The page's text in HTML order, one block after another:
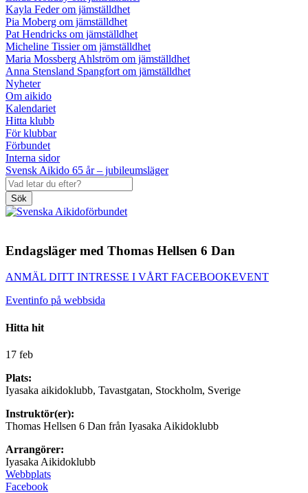
Kayla Feder om jämställdhet
Pia Moberg om jämställdhet
Pat Hendricks om jämställdhet
Micheline Tissier om jämställdhet
Maria Mossberg Ahlström om jämställdhet
Anna Stensland Spangfort om jämställdhet
Nyheter
Om aikido
Kalendariet
Hitta klubb
För klubbar
Förbundet
Interna sidor
Svensk Aikido 65 år – jubileumsläger
Sök
Endagsläger med Thomas Hellsen 6 Dan
ANMÄL DITT INTRESSE I VÅRT FACEBOOKEVENT
Eventinfo på webbsida
Hitta hit
17 feb
Plats:
Iyasaka aikidoklubb, Tavastgatan, Stockholm, Sverige
Instruktör(er):
Thomas Hellsen 6 Dan från Iyasaka Aikidoklubb
Arrangörer:
Iyasaka Aikidoklubb
Webbplats
Facebook